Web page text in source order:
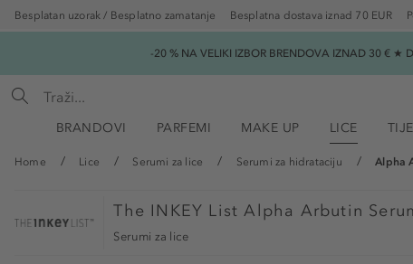
Besplatan uzorak / Besplatno zamatanje Besplatna dostava iznad 70 EUR
-20 % NA VELIKI IZBOR BRENDOVA IZNAD 30 € ★
BRANDOVI PARFEMI MAKE UP LICE
Home Lice Serumi za lice Serumi za hidrataciju Alpha
The INKEY ListAlpha Arbutin
Serumi za lice